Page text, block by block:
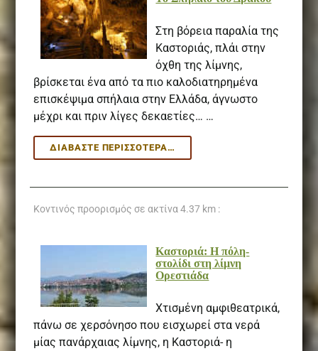
Στη βόρεια παραλία της
Καστοριάς, πλάι στην
όχθη της λίμνης,
βρίσκεται ένα από τα πιo καλοδιατηρημένα
επισκέψιμα σπήλαια στην Ελλάδα, άγνωστο
μέχρι και πριν λίγες δεκαετίες… …
ΔΙΑΒΆΣΤΕ ΠΕΡΙΣΣΌΤΕΡΑ…
ΣΠΉΛΑΙΟ
ΔΡΆΚΟΥ
Κοντινός προορισμός σε ακτίνα4.37 km :
Καστοριά: Η πόλη-
στολίδι στη λίμνη
Ορεστιάδα
Χτισμένη αμφιθεατρικά,
πάνω σε χερσόνησο που εισχωρεί στα νερά
μίας πανάρχαιας λίμνης, η Καστοριά- η